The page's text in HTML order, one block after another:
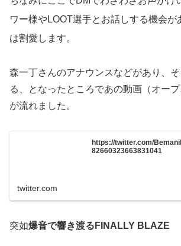
ワー様やLOOT選手とお話しする機会が
は割愛します。
森一丁さんのアナウンスなどがあり、
る、となったところであの動画（オープ
が流れました。
https://twitter.com/
82660323663831041
twitter.com
突如爆音で響き渡るFINALLY BLAZE